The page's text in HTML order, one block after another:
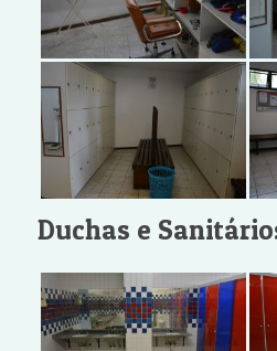
Duchas e